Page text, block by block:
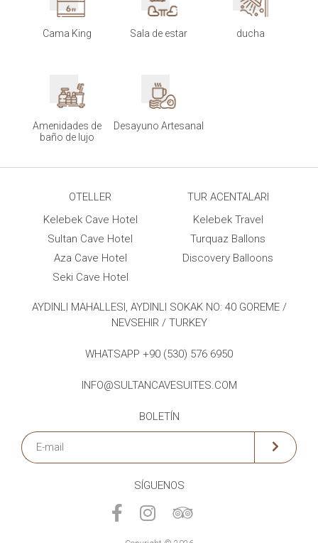
Cama King Sala de estar ducha
Amenidades de
baño de lujo
Desayuno Artesanal
OTELLER
Kelebek Cave Hotel
Sultan Cave Hotel
Aza Cave Hotel
Seki Cave Hotel
TUR ACENTALARI
Kelebek Travel
Turquaz Ballons
Discovery Balloons
AYDINLI MAHALLESI, AYDINLI SOKAK NO: 40 GOREME /
NEVSEHIR / TURKEY
WHATSAPP +90 (530) 576 6950
INFO@SULTANCAVESUITES.COM
BOLETÍN
SÍGUENOS